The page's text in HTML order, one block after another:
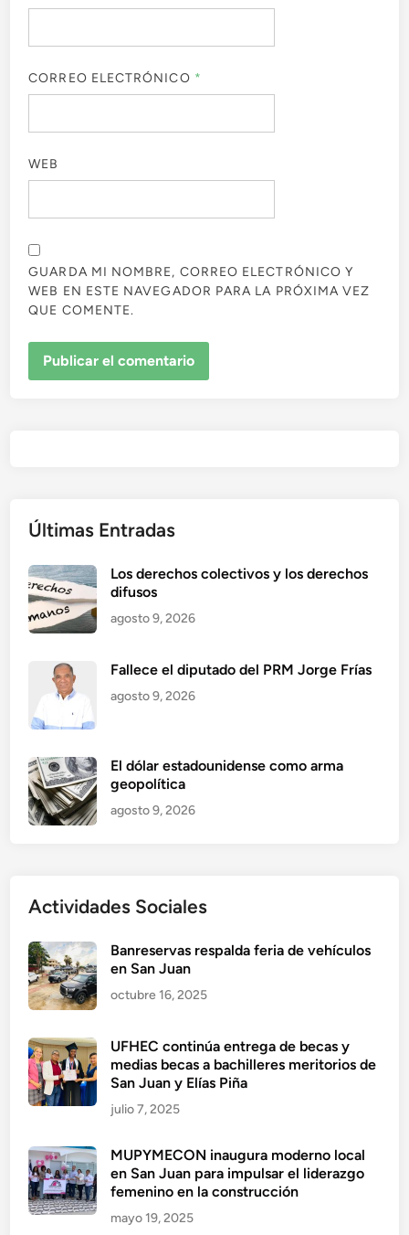
CORREO ELECTRÓNICO *
WEB
GUARDA MI NOMBRE, CORREO ELECTRÓNICO Y
WEB EN ESTE NAVEGADOR PARA LA PRÓXIMA VEZ
QUE COMENTE.
Últimas Entradas
Los derechos colectivos y los derechos
difusos
agosto 9, 2026
Fallece el diputado del PRM Jorge Frías
agosto 9, 2026
El dólar estadounidense como arma
geopolítica
agosto 9, 2026
Actividades Sociales
Banreservas respalda feria de vehículos
en San Juan
octubre 16, 2025
UFHEC continúa entrega de becas y
medias becas a bachilleres meritorios de
San Juan y Elías Piña
julio 7, 2025
MUPYMECON inaugura moderno local
en San Juan para impulsar el liderazgo
femenino en la construcción
mayo 19, 2025